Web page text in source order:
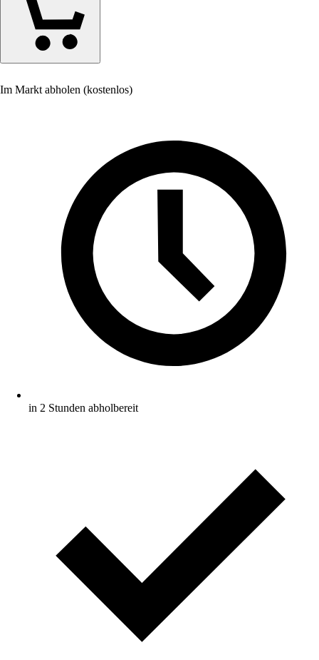
Im Markt abholen (kostenlos)
in 2 Stunden abholbereit